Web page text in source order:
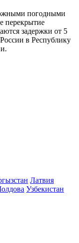
погодными
перекрытие
задержки от 5
в Республику
Латвия
Узбекистан